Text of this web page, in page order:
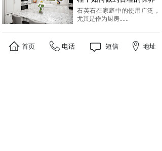
石英石在家庭中的使用广泛，
尤其是作为厨房......
首页 电话 短信 地址